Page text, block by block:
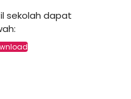
sekolah dapat